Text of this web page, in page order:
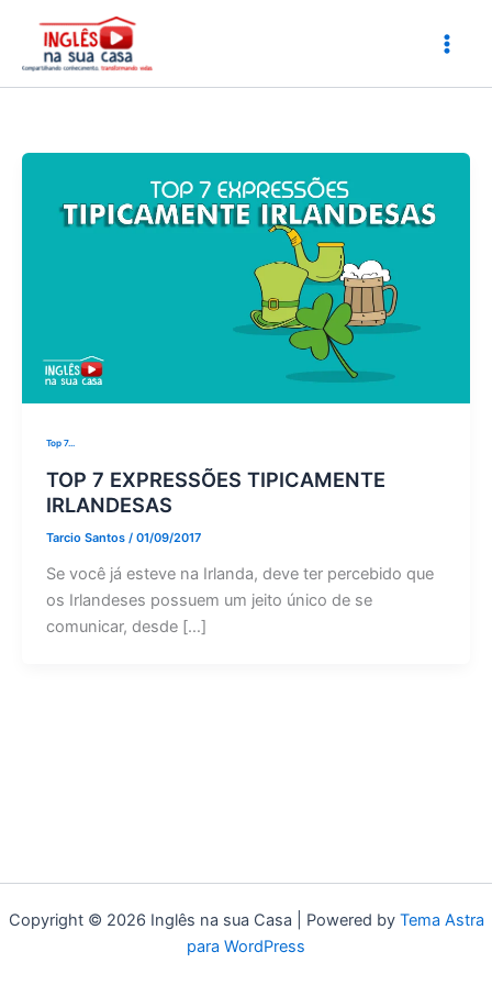
conteúdo
Top 7...
TOP 7 EXPRESSÕES TIPICAMENTE
IRLANDESAS
Tarcio Santos / 01/09/2017
Se você já esteve na Irlanda, deve ter percebido que
os Irlandeses possuem um jeito único de se
comunicar, desde […]
Copyright © 2026 Inglês na sua Casa | Powered by Tema Astra
para WordPress